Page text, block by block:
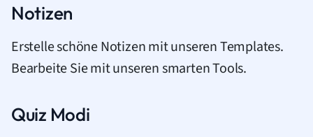
Notizen
Erstelle schöne Notizen mit unseren Templates.
Bearbeite Sie mit unseren smarten Tools.
Quiz Modi